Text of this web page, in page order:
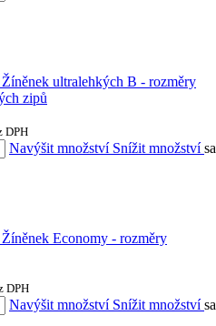
ultralehkých B - rozměry
zipů
DPH
Navýšit množství Snížit množství
Economy - rozměry
DPH
Navýšit množství Snížit množství